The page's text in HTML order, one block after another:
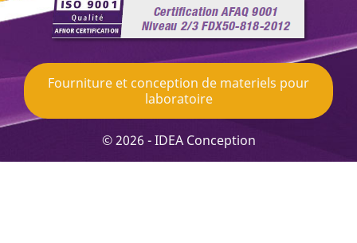
Fourniture et conception de materiels pour
laboratoire
© 2026 - IDEA Conception